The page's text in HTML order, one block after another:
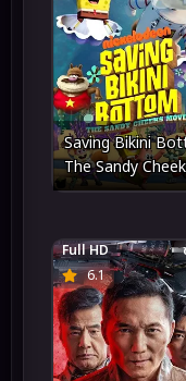
Saving Bikini
The Sandy
Movie (2024)
6.1
Full HD